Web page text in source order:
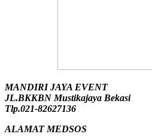
MANDIRI JAYA EVENT
JL.BKKBN Mustikajaya Bekasi
Tlp.021-82627136
ALAMAT MEDSOS